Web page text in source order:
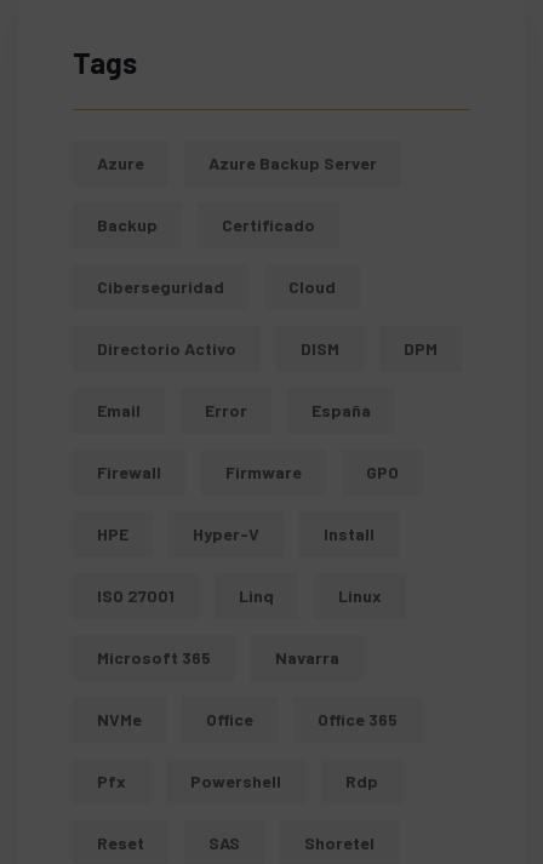
Tags
Azure Azure Backup Server
Backup Certificado
Ciberseguridad Cloud
Directorio Activo DISM DPM
Email Error España
Firewall Firmware GPO
HPE Hyper-V Install
ISO 27001 Linq Linux
Microsoft 365 Navarra
NVMe Office Office 365
Pfx Powershell Rdp
Reset SAS Shoretel